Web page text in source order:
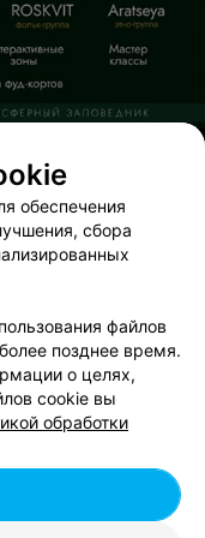
обеспечения
сбора
файлов
позднее время.
о целях,
cookie вы
обработки